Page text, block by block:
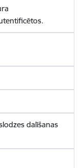
dalīšanas